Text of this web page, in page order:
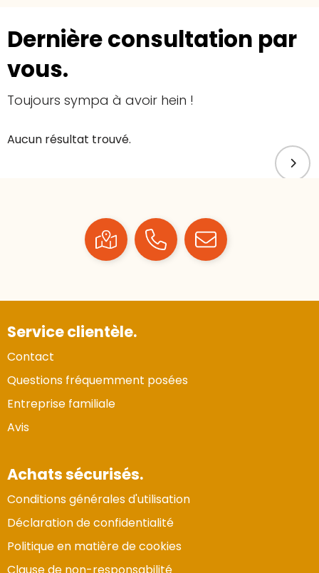
Dernière consultation par
vous.
Toujours sympa à avoir hein !
Aucun résultat trouvé.
Service clientèle.
Contact
Questions fréquemment posées
Entreprise familiale
Avis
Achats sécurisés.
Conditions générales d'utilisation
Déclaration de confidentialité
Politique en matière de cookies